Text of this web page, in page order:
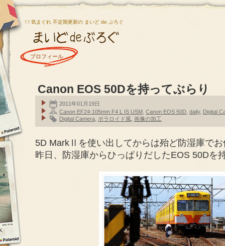
! ! 気まぐれ 不定期更新の まいど de ぶろぐ
プロフィール
Canon EOS 50Dを持ってぶらり
2011年01月19日
Canon EF24-105mm F4 L IS USM Canon EOS 50D daily, Digital
Digital Camera ポラロイド風 画像の加工
5D MarkⅡを使い出してからは殆ど防湿庫で
昨日、防湿庫からひっぱりだしたEOS 50Dを